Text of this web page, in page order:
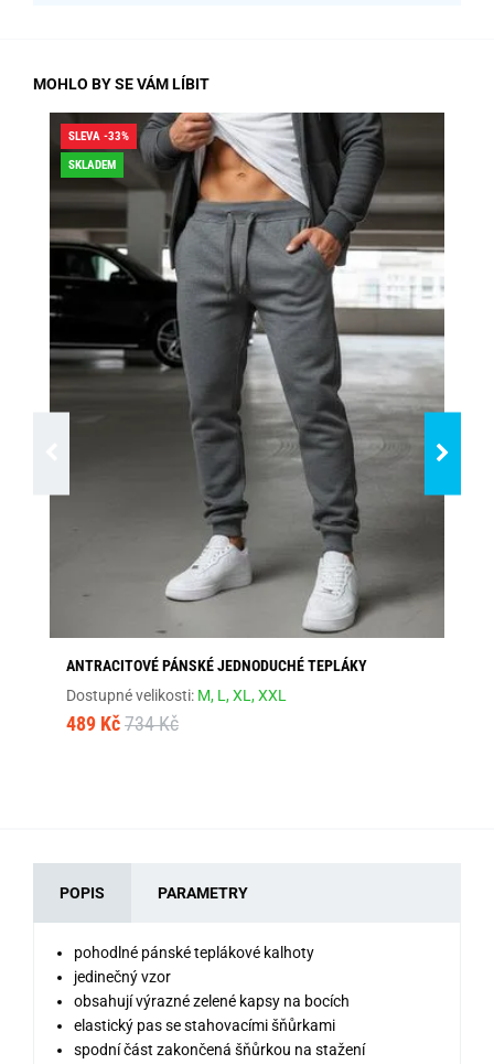
MOHLO BY SE VÁM LÍBIT
SLEVA -33%
SKLADEM
ANTRACITOVÉ PÁNSKÉ JEDNODUCHÉ TEPLÁKY
Dostupné velikosti: M, L,XL,XXL
489 Kč 734 Kč
POPIS PARAMETRY
pohodlné pánské teplákové kalhoty
jedinečný vzor
obsahují výrazné zelené kapsy na bocích
elastický pas se stahovacími šňůrkami
spodní část zakončená šňůrkou na stažení